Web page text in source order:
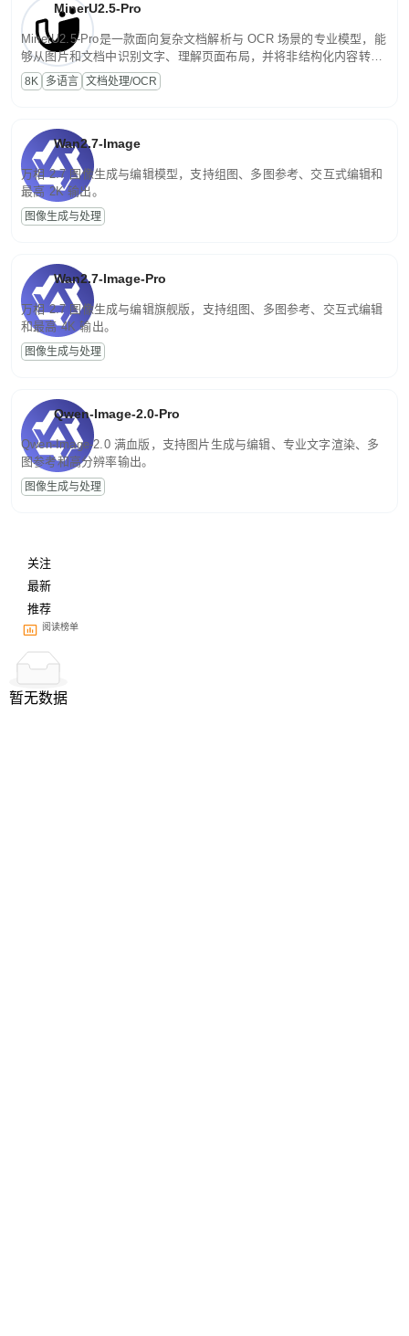
MinerU2.5-Pro
MinerU2.5-Pro是一款面向复杂文档解析与 OCR 场景的专业模型，能
够从图片和文档中识别文字、理解页面布局，并将非结构化内容转换
为便于存储、检索和二次处理的结构化结果。
8K 多语言 文档处理/OCR
Wan2.7-Image
万相 2.7 图像生成与编辑模型，支持组图、多图参考、交互式编辑和
最高 2K 输出。
图像生成与处理
Wan2.7-Image-Pro
万相 2.7 图像生成与编辑旗舰版，支持组图、多图参考、交互式编辑
和最高 4K 输出。
图像生成与处理
Qwen-Image-2.0-Pro
Qwen-Image-2.0 满血版，支持图片生成与编辑、专业文字渲染、多
图参考和高分辨率输出。
图像生成与处理
关注
最新
推荐
阅读榜单
暂无数据